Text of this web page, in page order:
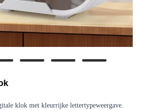
klok met kleurrijke lettertypeweergave.